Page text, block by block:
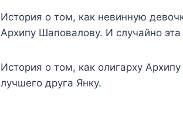
История о том, как невинную
Архипу Шаповалову. И случайно
История о том, как олигарху
лучшего друга Янку.